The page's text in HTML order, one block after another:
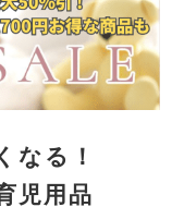
なる！
児用品